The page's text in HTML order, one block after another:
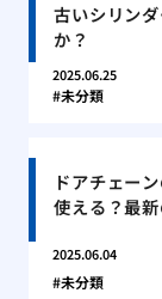
古いシリン
か？
2025.06.25
未分類
ドアチェー
使える？最
2025.06.04
未分類